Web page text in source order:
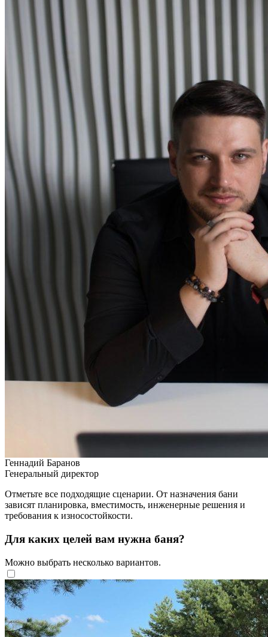
Геннадий Баранов
Генеральный директор
Отметьте все подходящие сценарии. От назначения бани
зависят планировка, вместимость, инженерные решения и
требования к износостойкости.
Для каких целей вам нужна баня?
Можно выбрать несколько вариантов.